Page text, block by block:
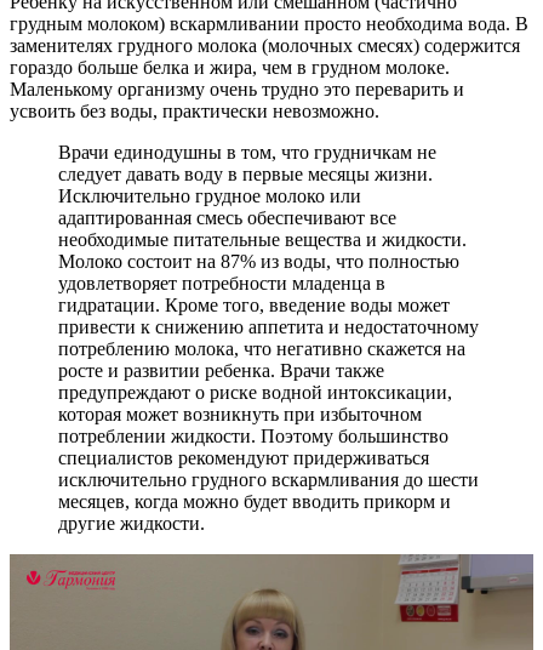
грудным молоком) вскармливании просто необходима вода. В
заменителях грудного молока (молочных смесях) содержится
гораздо больше белка и жира, чем в грудном молоке.
Маленькому организму очень трудно это переварить и
усвоить без воды, практически невозможно.
Врачи единодушны в том, что грудничкам не
следует давать воду в первые месяцы жизни.
Исключительно грудное молоко или
адаптированная смесь обеспечивают все
необходимые питательные вещества и жидкости.
Молоко состоит на 87% из воды, что полностью
удовлетворяет потребности младенца в
гидратации. Кроме того, введение воды может
привести к снижению аппетита и недостаточному
потреблению молока, что негативно скажется на
росте и развитии ребенка. Врачи также
предупреждают о риске водной интоксикации,
которая может возникнуть при избыточном
потреблении жидкости. Поэтому большинство
специалистов рекомендуют придерживаться
исключительно грудного вскармливания до шести
месяцев, когда можно будет вводить прикорм и
другие жидкости.